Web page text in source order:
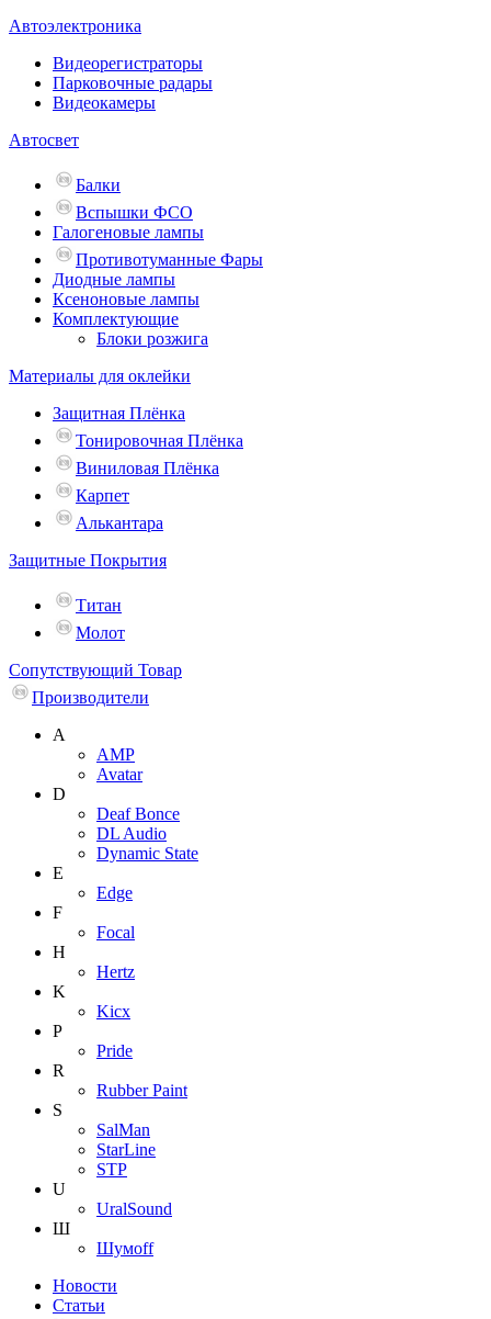
Автоэлектроника
Видеорегистраторы
Парковочные радары
Видеокамеры
Автосвет
Балки
Вспышки ФСО
Галогеновые лампы
Противотуманные Фары
Диодные лампы
Ксеноновые лампы
Комплектующие
Блоки розжига
Материалы для оклейки
Защитная Плёнка
Тонировочная Плёнка
Виниловая Плёнка
Карпет
Алькантара
Защитные Покрытия
Титан
Молот
Сопутствующий Товар
Производители
A
AMP
Avatar
D
Deaf Bonce
DL Audio
Dynamic State
E
Edge
F
Focal
H
Hertz
K
Kicx
P
Pride
R
Rubber Paint
S
SalMan
StarLine
STP
U
UralSound
Ш
Шумoff
Новости
Статьи